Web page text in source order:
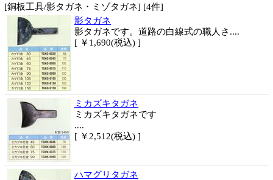
[銅板工具/影タガネ・ミゾタガネ] [4件]
影タガネ
影タガネです。道路の白線式の職人さ....
[ ￥1,690(税込) ]
ミカズキタガネ
ミカズキタガネです
....
[ ￥2,512(税込) ]
ハマグリタガネ